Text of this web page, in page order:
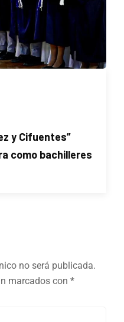
y Cifuentes”
como bachilleres
no será publicada.
marcados con *